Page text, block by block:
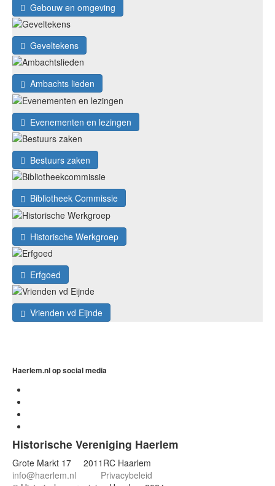
Gebouw en omgeving
Geveltekens
Ambachts lieden
Evenementen en lezingen
Bestuurs zaken
Bibliotheek Commissie
Historische Werkgroep
Erfgoed
Vrienden vd Eijnde
Haerlem.nl op social media
Historische Vereniging Haerlem
Grote Markt 17 2011RC Haarlem
info@haerlem.nl
Privacybeleid